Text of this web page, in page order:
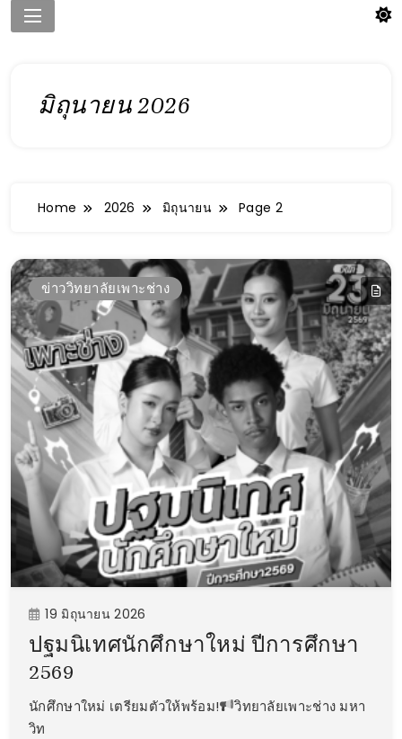
มิถุนายน 2026
Home 2026 มิถุนายน Page 2
ข่าววิทยาลัยเพาะช่าง
19 มิถุนายน 2026
ปฐมนิเทศนักศึกษาใหม่ ปีการศึกษา
2569
นักศึกษาใหม่ เตรียมตัวให้พร้อม!
วิทยาลัยเพาะช่าง มหา
วิท